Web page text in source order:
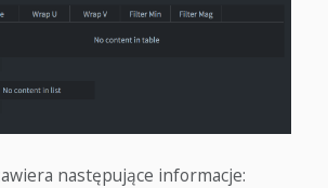
następujące informacje: